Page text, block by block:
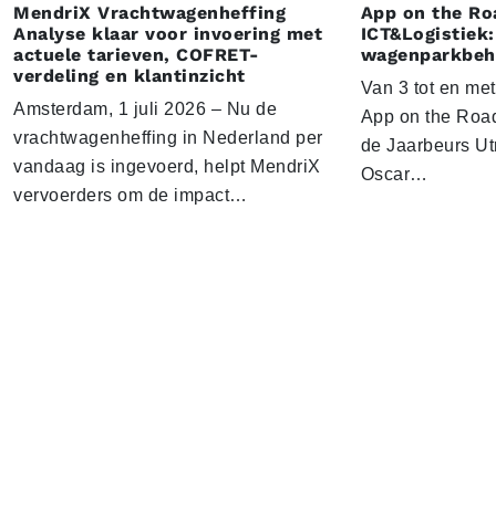
MendriX Vrachtwagenheffing
Analyse klaar voor invoering met
actuele tarieven, COFRET-
verdeling en klantinzicht
Amsterdam, 1 juli 2026 – Nu de
vrachtwagenheffing in Nederland per
vandaag is ingevoerd, helpt MendriX
vervoerders om de impact…
App on the
Van 3 tot en
App on the
de Jaarbeurs
Oscar…